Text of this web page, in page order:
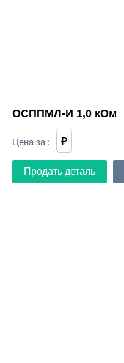
ОСППМЛ-И 1,0 кОм
Цена за : ₽
Продать деталь